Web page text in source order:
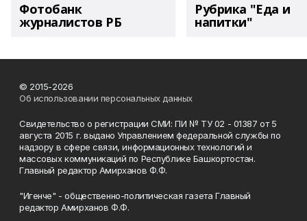
Фотобанк
журналистов РБ
Рубрика "Еда и
напитки"
© 2015-2026
Об использовании персональных данных
Свидетельство о регистрации СМИ: ПИ № ТУ 02 - 01387 от 5
августа 2015 г. выдано Управлением федеральной службы по
надзору в сфере связи, информационных технологий и
массовых коммуникаций по Республике Башкортостан.
Главный редактор Амирханов Ф.Ф.
"Игенче" - общественно-политическая газета Главный
редактор Амирханов Ф.Ф.